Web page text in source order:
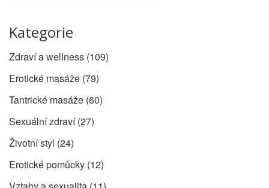
Kategorie
Zdraví a wellness (109)
Erotické masáže (79)
Tantrické masáže (60)
Sexuální zdraví(27)
Životní styl (24)
Erotické pomůcky (12)